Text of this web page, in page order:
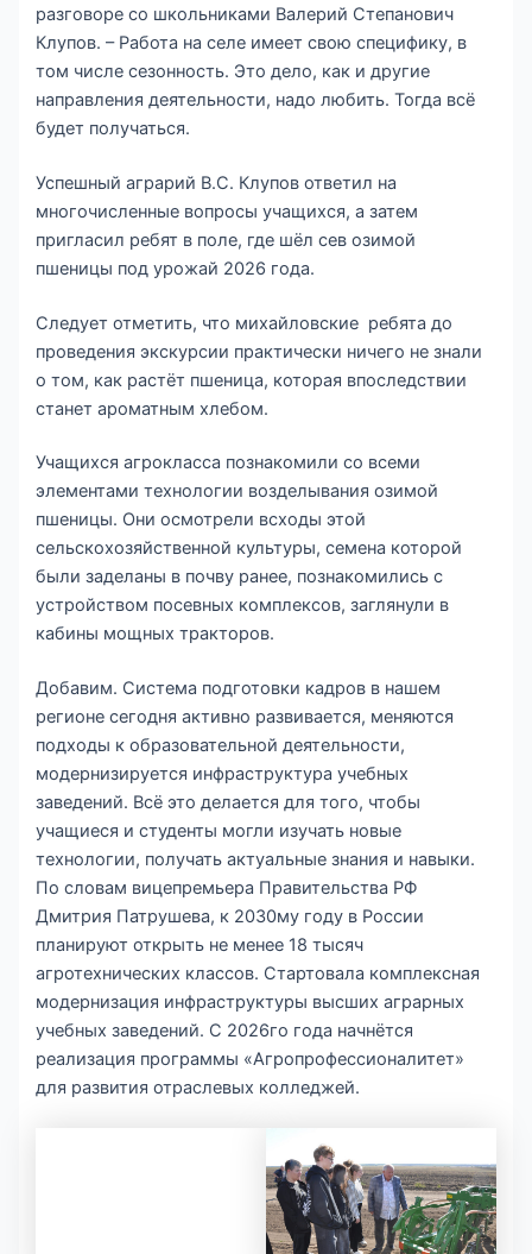
разговоре со школьниками Валерий Степанович
Клупов. – Работа на селе имеет свою специфику, в
том числе сезонность. Это дело, как и другие
направления деятельности, надо любить. Тогда всё
будет получаться.
Успешный аграрий В.С. Клупов ответил на
многочисленные вопросы учащихся, а затем
пригласил ребят в поле, где шёл сев озимой
пшеницы под урожай 2026 года.
Следует отметить, что михайловские ребята до
проведения экскурсии практически ничего не знали
о том, как растёт пшеница, которая впоследствии
станет ароматным хлебом.
Учащихся агрокласса познакомили со всеми
элементами технологии возделывания озимой
пшеницы. Они осмотрели всходы этой
сельскохозяйственной культуры, семена которой
были заделаны в почву ранее, познакомились с
устройством посевных комплексов, заглянули в
кабины мощных тракторов.
Добавим. Система подготовки кадров в нашем
регионе сегодня активно развивается, меняются
подходы к образовательной деятельности,
модернизируется инфраструктура учебных
заведений. Всё это делается для того, чтобы
учащиеся и студенты могли изучать новые
технологии, получать актуальные знания и навыки.
По словам вице­премьера Правительства РФ
Дмитрия Патрушева, к 2030­му году в России
планируют открыть не менее 18 тысяч
агротехнических классов. Стартовала комплексная
модернизация инфраструктуры высших аграрных
учебных заведений. С 2026­го года начнётся
реализация программы «Агропрофессионалитет»
для развития отраслевых колледжей.